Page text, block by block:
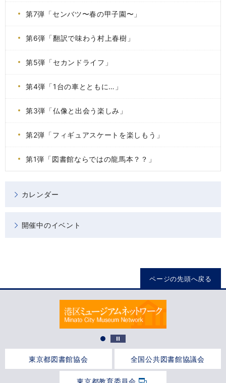
第7弾「センバツ〜春の甲子園〜」
第6弾「翻訳で味わう村上春樹」
第5弾「セカンドライフ」
第4弾「1台の車とともに…」
第3弾「仏像と出会う楽しみ」
第2弾「フィギュアスケートを楽しもう」
第1弾「図書館ならではの龍馬本？？」
カレンダー
開催中のイベント
ページの先頭へ戻る
東京都図書館協会 全国公共図書館協議会
東京都教育委員会